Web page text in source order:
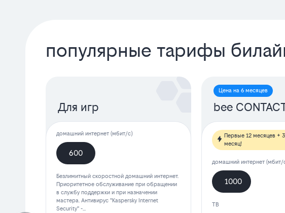
популярные тарифы
Для игр
домашний интернет (мбит/с)
600
Безлимитный скоростной домашний интернет.
Приоритетное обслуживание при обращении
в службу поддержки и при назначении
мастера. Антивирус "Kaspersky Internet
Security" -...
Цена на 6 месяцев
bee
Первые 12 месяцев +
месяц!
домашний интернет (мбит/
1000
ТВ